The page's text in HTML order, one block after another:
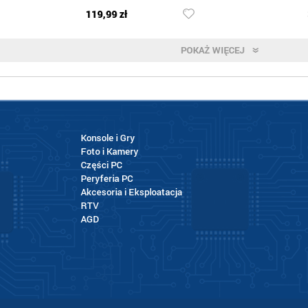
119,99 zł
POKAŻ WIĘCEJ
Konsole i Gry
Foto i Kamery
Części PC
Peryferia PC
Akcesoria i Eksploatacja
RTV
AGD